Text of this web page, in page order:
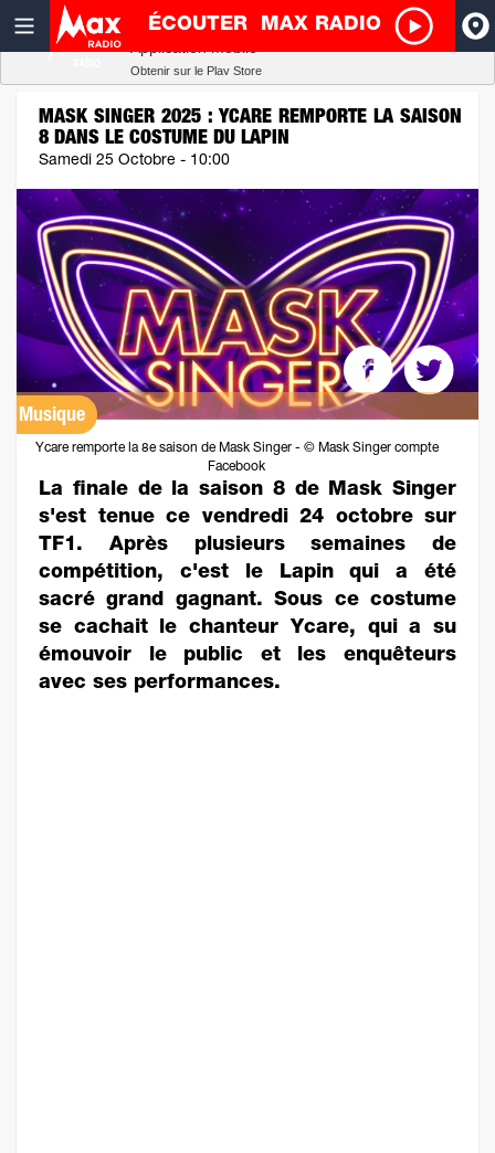
ÉCOUTER MAX RADIO
MASK SINGER 2025 : YCARE REMPORTE LA SAISON
8 DANS LE COSTUME DU LAPIN
Samedi 25 Octobre - 10:00
Musique
Ycare remporte la 8e saison de Mask Singer - © Mask Singer compte
Facebook
La finale de la saison 8 de Mask Singer
s'est tenue ce vendredi 24 octobre sur
TF1. Après plusieurs semaines de
compétition, c'est le Lapin qui a été
sacré grand gagnant. Sous ce costume
se cachait le chanteur Ycare, qui a su
émouvoir le public et les enquêteurs
avec ses performances.
Radio SCOOP
Obtenir sur le Play Store
Télécharger